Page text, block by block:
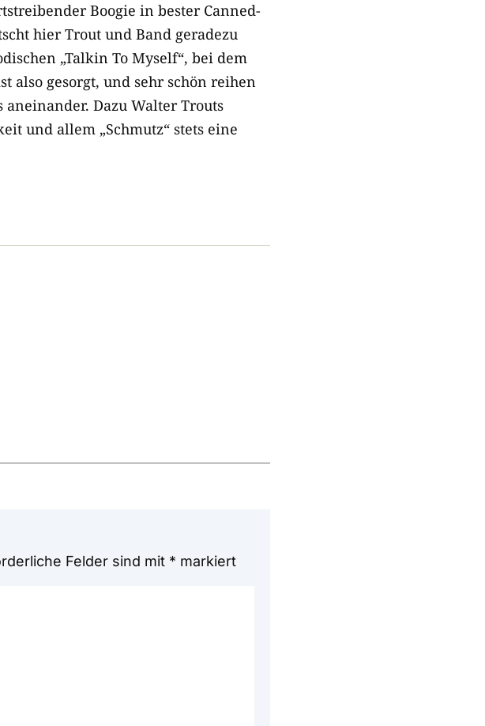
Boogie in bester Canned-
hier Trout und Band geradezu
„Talkin To Myself“, bei dem
also gesorgt, und sehr schön reihen
Dazu Walter Trouts
und allem „Schmutz“ stets eine
Felder sind mit * markiert